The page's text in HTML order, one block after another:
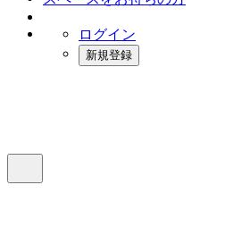
ログイン
新規登録